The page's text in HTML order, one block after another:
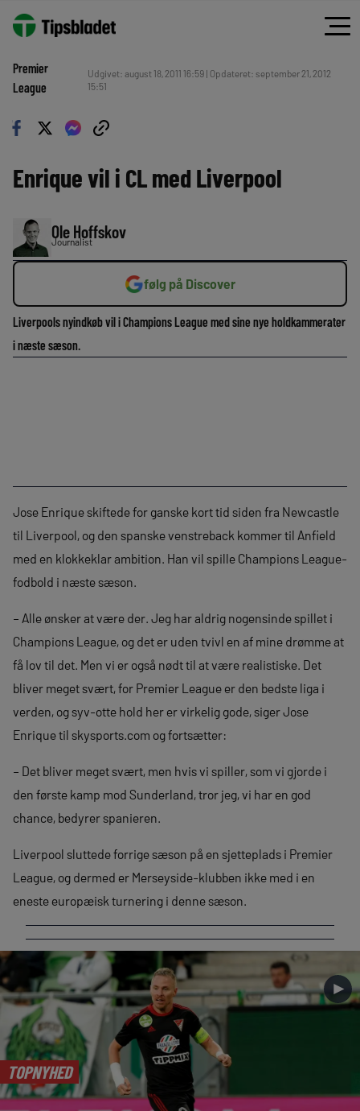
Premier
League
Udgivet: august 18, 2011 16:59 | Opdateret: september 21, 2012
15:51
Enrique vil i CL med Liverpool
Ole Hoffskov
Journalist
følg på Discover
Liverpools nyindkøb vil i Champions League med sine nye holdkammerater
i næste sæson.
Jose Enrique skiftede for ganske kort tid siden fra Newcastle
til Liverpool, og den spanske venstreback kommer til Anfield
med en klokkeklar ambition. Han vil spille Champions League-
fodbold i næste sæson.
– Alle ønsker at være der. Jeg har aldrig nogensinde spillet i
Champions League, og det er uden tvivl en af mine drømme at
få lov til det. Men vi er også nødt til at være realistiske. Det
bliver meget svært, for Premier League er den bedste liga i
verden, og syv-otte hold her er virkelig gode, siger Jose
Enrique til skysports.com og fortsætter:
– Det bliver meget svært, men hvis vi spiller, som vi gjorde i
den første kamp mod Sunderland, tror jeg, vi har en god
chance, bedyrer spanieren.
Liverpool sluttede forrige sæson på en sjetteplads i Premier
League, og dermed er Merseyside-klubben ikke med i en
eneste europæisk turnering i denne sæson.
TOPNYHED
►